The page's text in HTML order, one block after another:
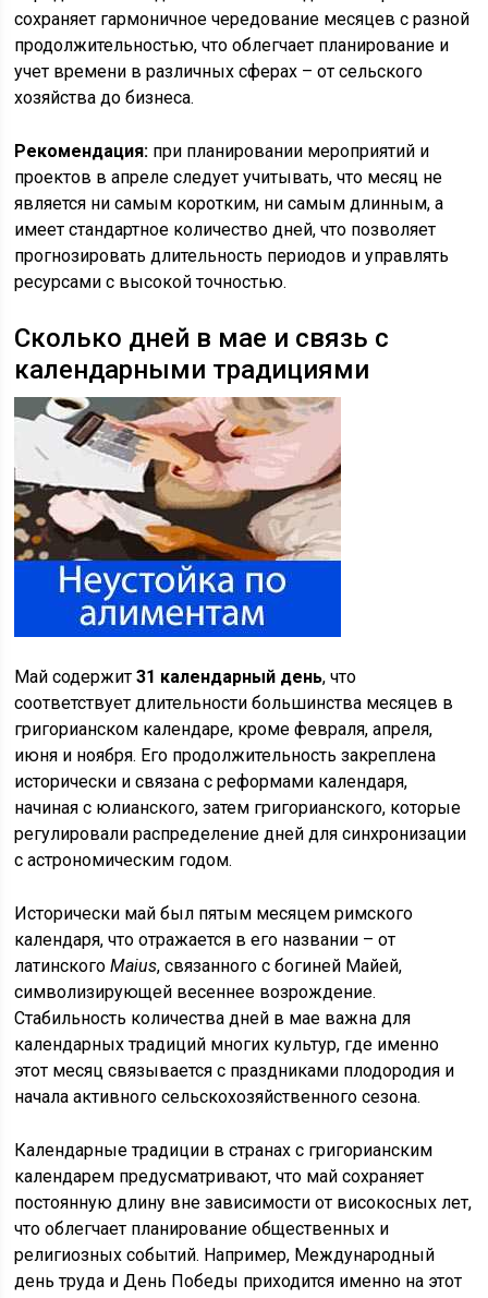
сохраняет гармоничное чередование месяцев с разной
продолжительностью, что облегчает планирование и
учет времени в различных сферах – от сельского
хозяйства до бизнеса.
Рекомендация: при планировании мероприятий и
проектов в апреле следует учитывать, что месяц не
является ни самым коротким, ни самым длинным, а
имеет стандартное количество дней, что позволяет
прогнозировать длительность периодов и управлять
ресурсами с высокой точностью.
Сколько дней в мае и связь с
календарными традициями
Май содержит31 календарный день, что
соответствует длительности большинства месяцев в
григорианском календаре, кроме февраля, апреля,
июня и ноября. Его продолжительность закреплена
исторически и связана с реформами календаря,
начиная с юлианского, затем григорианского, которые
регулировали распределение дней для синхронизации
с астрономическим годом.
Исторически май был пятым месяцем римского
календаря, что отражается в его названии – от
латинскогоMaius, связанного с богиней Майей,
символизирующей весеннее возрождение.
Стабильность количества дней в мае важна для
календарных традиций многих культур, где именно
этот месяц связывается с праздниками плодородия и
начала активного сельскохозяйственного сезона.
Календарные традиции в странах с григорианским
календарем предусматривают, что май сохраняет
постоянную длину вне зависимости от високосных лет,
что облегчает планирование общественных и
религиозных событий. Например, Международный
день труда и День Победы приходится именно на этот